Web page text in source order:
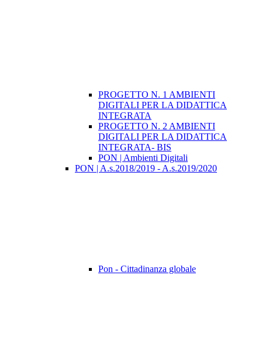
PROGETTO N. 1 AMBIENTI
DIGITALI PER LA DIDATTICA
INTEGRATA
PROGETTO N. 2 AMBIENTI
DIGITALI PER LA DIDATTICA
INTEGRATA- BIS
PON | Ambienti Digitali
PON | A.s.2018/2019 - A.s.2019/2020
Pon - Cittadinanza globale